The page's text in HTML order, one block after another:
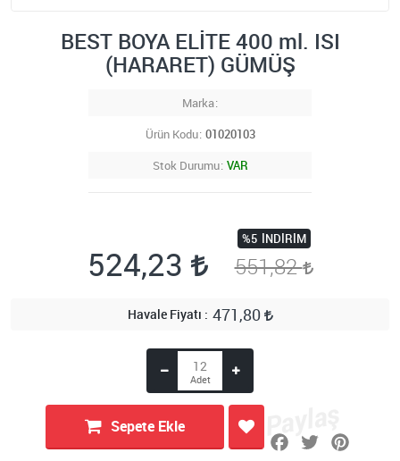
BEST BOYA ELİTE 400 ml. ISI
(HARARET) GÜMÜŞ
Marka
Ürün Kodu 01020103
Stok Durumu VAR
524,23
%5 İNDIRIM
551,82
Havale Fiyatı 471,80
Sepete Ekle